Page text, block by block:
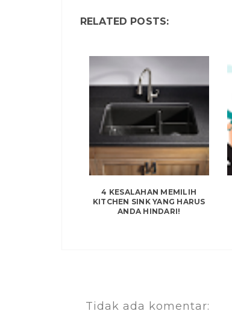
RELATED POSTS:
4 KESALAHAN MEMILIH
KITCHEN SINK YANG HARUS
ANDA HINDARI!
Tidak ada komentar: